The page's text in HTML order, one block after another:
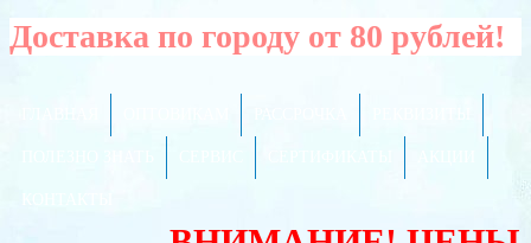
Доставка по городу от 80 рублей!